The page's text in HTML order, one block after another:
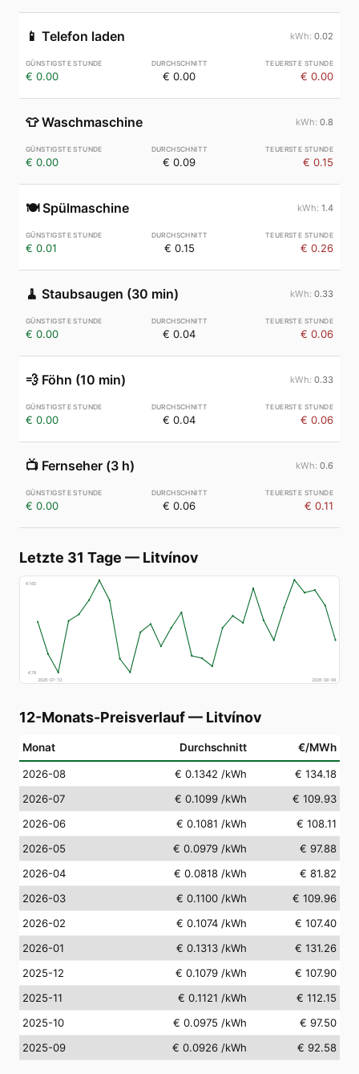
📱 Telefon laden 0.02
€ 0.00 € 0.00 € 0.00
👕 Waschmaschine 0.8
€ 0.00 € 0.09 € 0.15
🍽️ Spülmaschine 1.4
€ 0.01 € 0.15 € 0.26
🧹 Staubsaugen (30 min) 0.33
€ 0.00 € 0.04 € 0.06
💨 Föhn (10 min) 0.33
€ 0.00 € 0.04 € 0.06
📺 Fernseher (3 h) 0.6
€ 0.00 € 0.06 € 0.11
Letzte 31 Tage — Litvínov
€160
€78
2026-07-10
2026-08-08
12-Monats-Preisverlauf— Litvínov
Monat Durchschnitt €/MWh
2026-08 € 0.1342 /kWh
€ 134.18
2026-07
€ 0.1099 /kWh
€ 109.93
2026-06
€ 0.1081 /kWh
€ 108.11
2026-05
€ 0.0979 /kWh
€ 97.88
2026-04
€ 0.0818 /kWh
€ 81.82
2026-03
€ 0.1100 /kWh
€ 109.96
2026-02
€ 0.1074 /kWh
€ 107.40
2026-01
€ 0.1313 /kWh
€ 131.26
2025-12
€ 0.1079 /kWh
€ 107.90
2025-11
€ 0.1121 /kWh
€ 112.15
2025-10
€ 0.0975 /kWh
€ 97.50
2025-09
€ 0.0926 /kWh € 92.58